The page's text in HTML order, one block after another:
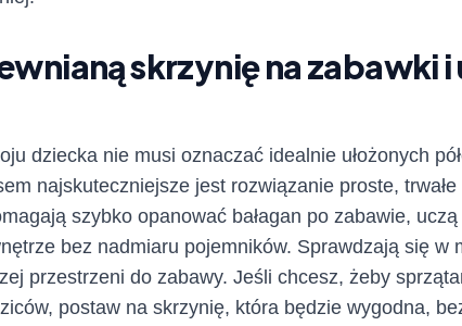
skrzynię na zabawki
dziecka nie musi oznaczać idealnie ułożonych
najskuteczniejsze jest rozwiązanie proste, trwałe
szybko opanować bałagan po zabawie,
bez nadmiaru pojemników. Sprawdzają się w
przestrzeni do zabawy. Jeśli chcesz, żeby
postaw na skrzynię, która będzie wygodna,